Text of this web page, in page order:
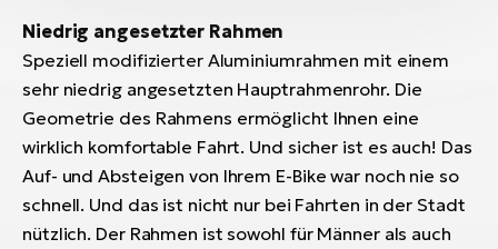
Niedrig angesetzter Rahmen
Speziell modifizierter Aluminiumrahmen mit einem
sehr niedrig angesetzten Hauptrahmenrohr. Die
Geometrie des Rahmens ermöglicht Ihnen eine
wirklich komfortable Fahrt. Und sicher ist es auch! Das
Auf- und Absteigen von Ihrem E-Bike war noch nie so
schnell. Und das ist nicht nur bei Fahrten in der Stadt
nützlich. Der Rahmen ist sowohl für Männer als auch